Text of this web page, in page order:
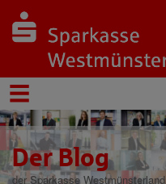
Der Blog
der Sparkasse Westmünsterland